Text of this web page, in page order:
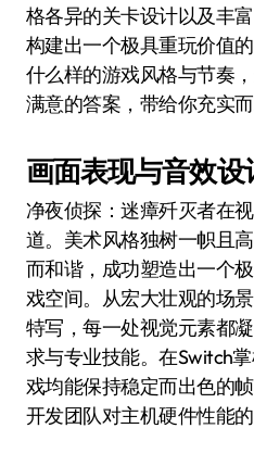
格各异的关卡设计以及丰
构建出一个极具重玩价值
什么样的游戏风格与节奏
满意的答案，带给你充实而
画面表现与音效设
净夜侦探：迷瘴歼灭者在
道。美术风格独树一帜且
而和谐，成功塑造出一个
戏空间。从宏大壮观的场
特写，每一处视觉元素都
求与专业技能。在Switch
戏均能保持稳定而出色的
开发团队对主机硬件性能